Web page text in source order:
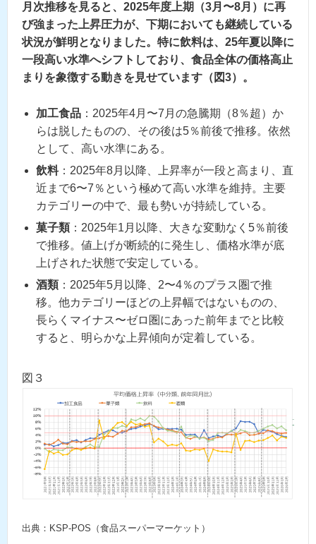
月次推移を見ると、2025年度上期（3月〜8月）に再
び強まった上昇圧力が、下期においても継続している
状況が鮮明となりました。特に飲料は、25年夏以降に
一段高い水準へシフトしており、食品全体の価格高止
まりを象徴する動きを見せています（図3）。
加工食品 ：2025年4月〜7月の急騰期（8％超）か
らは脱したものの、その後は5％前後で推移。依然
として、高い水準にある。
飲料：2025年8月以降、上昇率が一段と高まり、直
近まで6〜7％という極めて高い水準を維持。主要
カテゴリーの中で、最も勢いが持続している。
菓子類：2025年1月以降、大きな変動なく5％前後
で推移。値上げが断続的に発生し、価格水準が底
上げされた状態で安定している。
酒類：2025年5月以降、2〜4％のプラス圏で推
移。他カテゴリーほどの上昇幅ではないものの、
長らくマイナス〜ゼロ圏にあった前年までと比較
すると、明らかな上昇傾向が定着している。
図３
出典：KSP-POS（食品スーパーマーケット）